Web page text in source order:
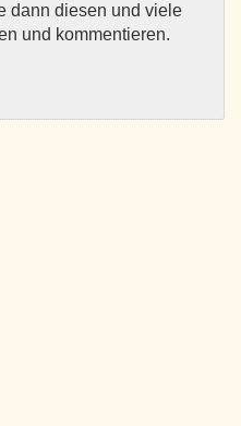
dann diesen und viele
und kommentieren.